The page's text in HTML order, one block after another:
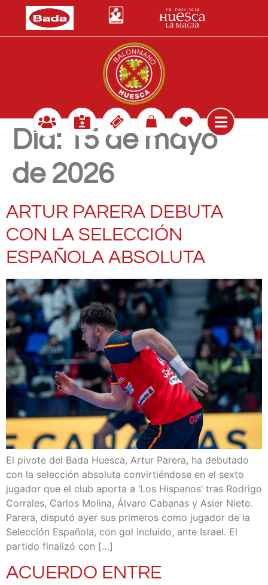
Día: 15 de mayo
de 2026
ARTUR PARERA DEBUTA
CON LA SELECCIÓN
ESPAÑOLA ABSOLUTA
El pivote del Bada Huesca, Artur Parera, ha debutado
con la selección absoluta convirtiéndose en el sexto
jugador que el club aporta a ‘Los Hispanos’ tras Rodrigo
Corrales, Carlos Molina, Álvaro Cabanas y Asier Nieto.
Parera, disputó ayer sus primeros como jugador de la
Selección Española, con gol incluido, ante Israel. El
partido finalizó con […]
ACUERDO ENTRE